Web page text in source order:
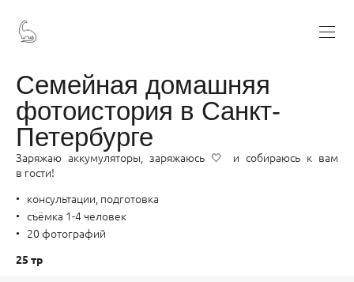
Семейная домашняя
фотоистория в Санкт-
Петербурге
Заряжаю аккумуляторы, заряжаюсь 🤍 и собираюсь к вам
в гости!
консультации, подготовка
съёмка 1-4 человек
20 фотографий
25 тр